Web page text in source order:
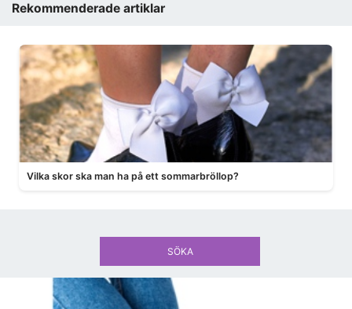
Rekommenderade artiklar
Vilka skor ska man ha på ett sommarbröllop?
SÖKA